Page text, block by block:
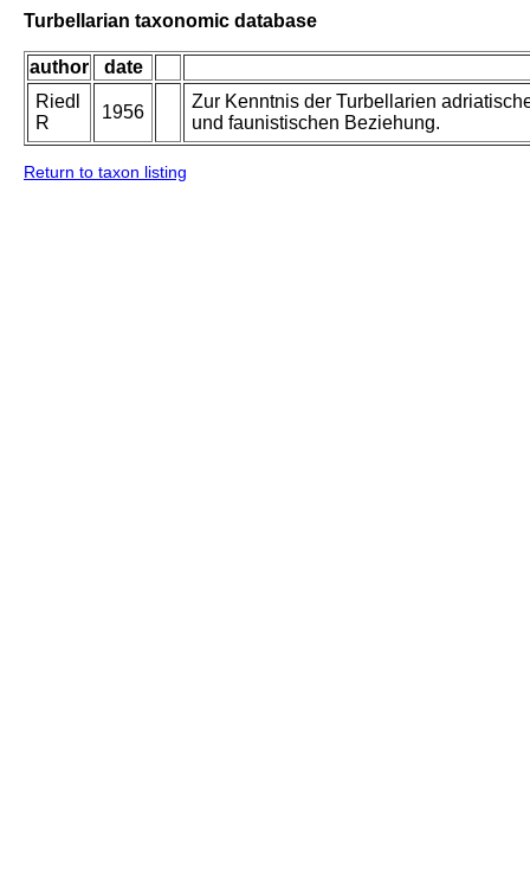
Turbellarian taxonomic database
author
date
Riedl
R
1956
Zur Kenntnis der Turbellarien
und faunistischen Beziehung.
Return to taxon listing